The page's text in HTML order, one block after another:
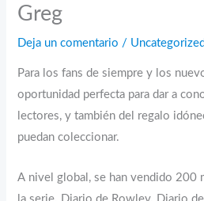
Greg
Deja un comentario / Uncategorized
Para los fans de siempre y los
oportunidad perfecta para dar a
lectores, y también del regalo
puedan coleccionar.
A nivel global, se han vendido 200